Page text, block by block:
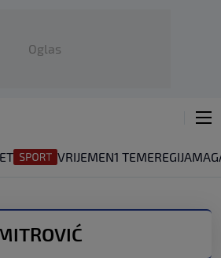
Oglas
VRIJEMEN1 TEMEREGIJA